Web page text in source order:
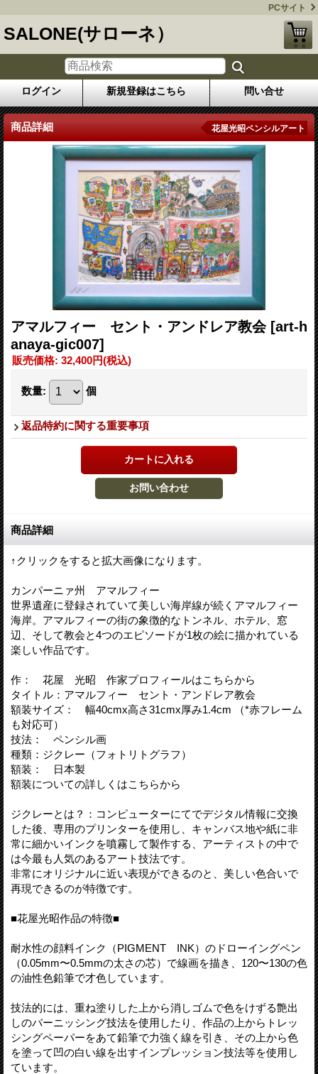
PCサイト
SALONE(サローネ）
ログイン 新規登録はこちら 問い合せ
商品詳細 花屋光昭ペンシルアート
アマルフィー セント・アンドレア教会 [art-h
anaya-gic007]
販売価格: 32,400円(税込)
数量: 個
返品特約に関する重要事項
商品詳細
↑クリックをすると拡大画像になります。
カンパーニァ州 アマルフィー
世界遺産に登録されていて美しい海岸線が続くアマルフィー
海岸。アマルフィーの街の象徴的なトンネル、ホテル、窓
辺、そして教会と4つのエピソードが1枚の絵に描かれている
楽しい作品です。
作： 花屋 光昭 作家プロフィールはこちらから
タイトル：アマルフィー セント・アンドレア教会
額装サイズ： 幅40cmx高さ31cmx厚み1.4cm （*赤フレーム
も対応可）
技法： ペンシル画
種類：ジクレー（フォトリトグラフ）
額装： 日本製
額装についての詳しくはこちらから
ジクレーとは？：コンピューターにてでデジタル情報に交換
した後、専用のプリンターを使用し、キャンバス地や紙に非
常に細かいインクを噴霧して製作する、アーティストの中で
は今最も人気のあるアート技法です。
非常にオリジナルに近い表現ができるのと、美しい色合いで
再現できるのが特徴です。
■花屋光昭作品の特徴■
耐水性の顔料インク（PIGMENT INK）のドローイングペン
（0.05mm〜0.5mmの太さの芯）で線画を描き、120〜130の色
の油性色鉛筆で才色しています。
技法的には、重ね塗りした上から消しゴムで色をけずる艶出
しのバーニッシング技法を使用したり、作品の上からトレッ
シングペーパーをあて鉛筆で力強く線を引き、その上から色
を塗って凹の白い線を出すインプレッション技法等を使用し
ています。